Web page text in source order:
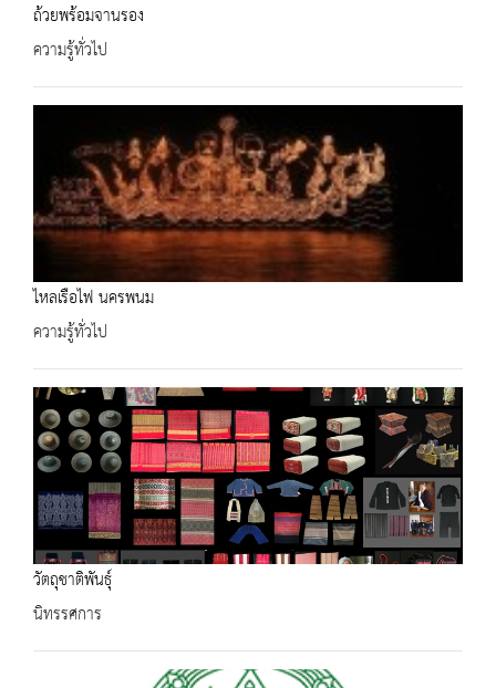
ถ้วยพร้อมจานรอง
ความรู้ทั่วไป
ไหลเรือไฟ นครพนม
ความรู้ทั่วไป
วัตถุชาติพันธุ์
นิทรรศการ